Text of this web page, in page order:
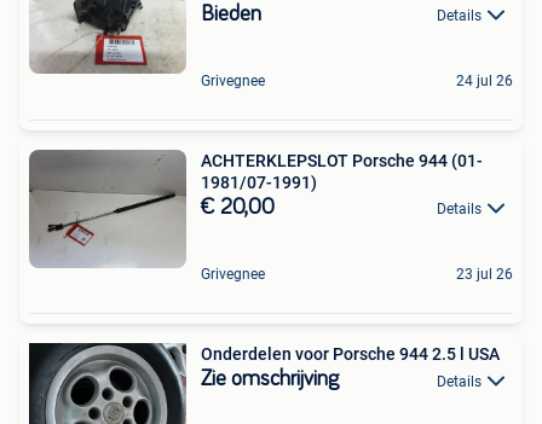
Bieden Details
Grivegnee 24 jul 26
ACHTERKLEPSLOT Porsche 944 (01-
1981/07-1991)
€ 20,00 Details
Grivegnee 23 jul 26
Onderdelen voor Porsche 944 2.5 l USA
Zie omschrijving Details